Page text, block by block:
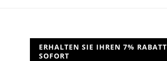
ERHALTEN SIE IHREN 7% RABATT
SOFORT